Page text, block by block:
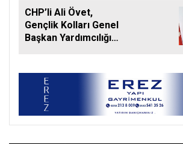
Destek
CHP’li Ali Övet,
Gençlik Kolları Genel
Başkan Yardımcılığı